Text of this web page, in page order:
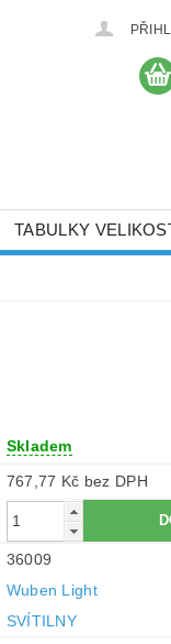
TABULKY
Skladem
767,77 Kč bez DPH
36009
Wuben Light
SVÍTILNY